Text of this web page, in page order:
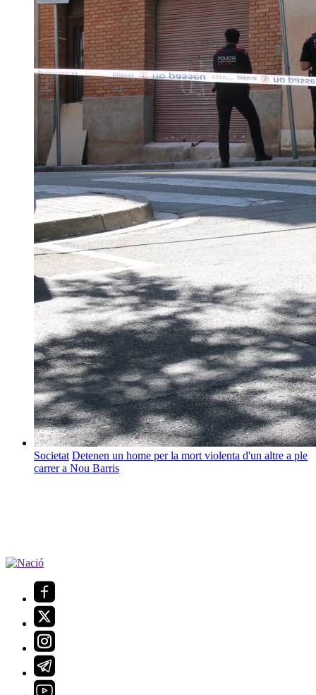
Societat Detenen un home per la mort violenta d'un altre a ple
carrer a Nou Barris